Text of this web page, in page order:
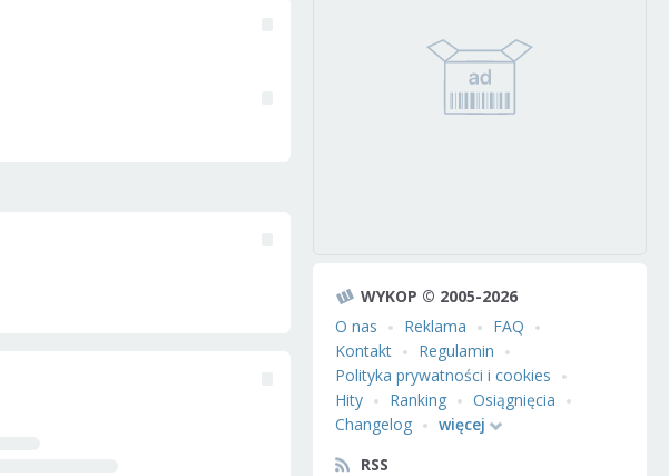
WYKOP © 2005-2026
O nas
Reklama
FAQ
Kontakt
Regulamin
Polityka prywatności i cookies
Hity
Ranking
Osiągnięcia
Changelog
więcej
RSS